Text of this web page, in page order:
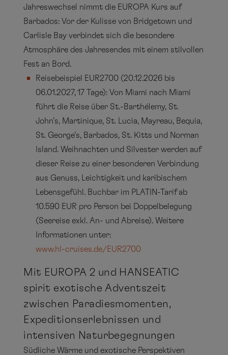
Jahreswechsel nimmt die EUROPA Kurs auf
Barbados: Vor der Kulisse von Bridgetown und
Carlisle Bay verbindet sich die besondere
Atmosphäre des Jahresendes mit einem stilvollen
Fest an Bord.
Reisebeispiel EUR2700 (20.12.2026 bis
06.01.2027, 17 Tage): Von Miami nach Miami
führt die Reise über St.-Barthélemy, St.
John’s, Martinique, St. Lucia, Mayreau, Bequia,
St. George’s, Barbados, St. Kitts und Norman
Island. Weihnachten und Silvester werden auf
dieser Reise zu einer besonderen Verbindung
aus Genuss, Leichtigkeit und karibischem
Lebensgefühl. Buchbar im PLATIN-Tarif ab
10.590 EUR pro Person bei Doppelbelegung
(Seereise exkl. An- und Abreise). Weitere
Informationen unter:
www.hl-cruises.de/EUR2700
Mit EUROPA 2 und HANSEATIC
spirit exotische Adventszeit
zwischen Paradiesmomenten,
Expeditionserlebnissen und
intensiven Naturbegegnungen
Südliche Wärme und exotische Perspektiven